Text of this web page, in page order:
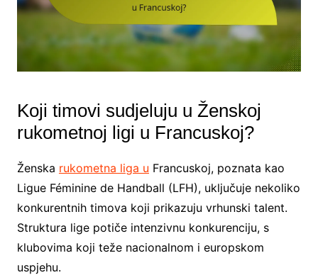
Koji timovi sudjeluju u Ženskoj
rukometnoj ligi u Francuskoj?
Ženska rukometna liga u Francuskoj, poznata kao
Ligue Féminine de Handball (LFH), uključuje nekoliko
konkurentnih timova koji prikazuju vrhunski talent.
Struktura lige potiče intenzivnu konkurenciju, s
klubovima koji teže nacionalnom i europskom
uspjehu.